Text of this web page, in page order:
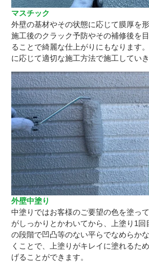
マスチック
外壁の基材やその状態に応じて膜厚を
施工後のクラック予防やその補修後を
ることで綺麗な仕上がりにもなります
に応じて適切な施工方法で施工していき
外壁中塗り
中塗りではお客様のご要望の色を塗っ
がしっかりとかわいてから、上塗り1回
の段階で凹凸等のない平らでなめらか
くことで、上塗りがキレイに塗れるた
げることができます。